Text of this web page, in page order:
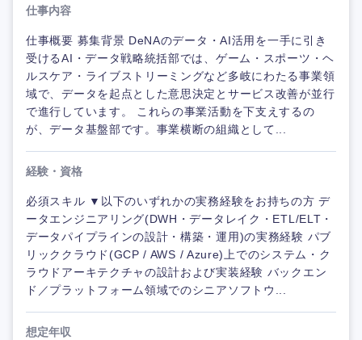
仕事内容
仕事概要 募集背景 DeNAのデータ・AI活用を一手に引き
受けるAI・データ戦略統括部では、ゲーム・スポーツ・ヘ
ルスケア・ライブストリーミングなど多岐にわたる事業領
域で、データを起点とした意思決定とサービス改善が並行
で進行しています。 これらの事業活動を下支えするの
が、データ基盤部です。事業横断の組織として...
経験・資格
必須スキル ▼以下のいずれかの実務経験をお持ちの方 デ
ータエンジニアリング(DWH・データレイク・ETL/ELT・
データパイプラインの設計・構築・運用)の実務経験 パブ
リッククラウド(GCP / AWS / Azure)上でのシステム・ク
ラウドアーキテクチャの設計および実装経験 バックエン
ド／プラットフォーム領域でのシニアソフトウ...
想定年収